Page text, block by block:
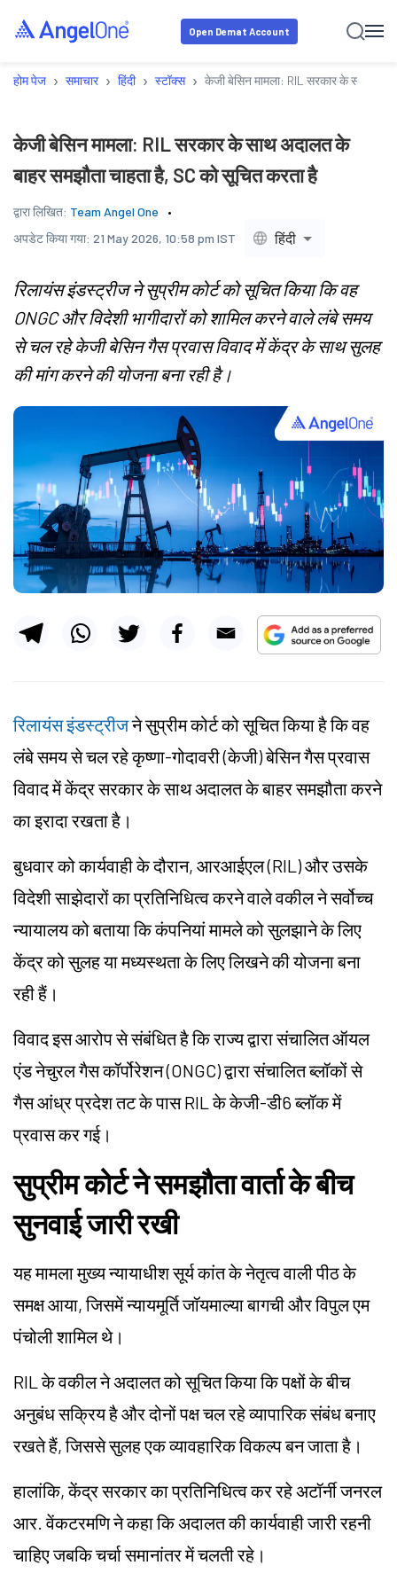
Open Demat Account
होम पेज › समाचार › हिंदी › स्टॉक्स › केजी बेसिन मामला: RIL सरकार के साथ
केजी बेसिन मामला: RIL सरकार के साथ अदालत के
बाहर समझौता चाहता है, SC को सूचित करता है
द्वारा लिखित: Team Angel One
अपडेट किया गया: 21 May 2026, 10:58 pm IST हिंदी
रिलायंस इंडस्ट्रीज ने सुप्रीम कोर्ट को सूचित किया कि वह
ONGC और विदेशी भागीदारों को शामिल करने वाले लंबे समय
से चल रहे केजी बेसिन गैस प्रवास विवाद में केंद्र के साथ सुलह
की मांग करने की योजना बना रही है।
रिलायंस इंडस्ट्रीजने सुप्रीम कोर्ट को सूचित किया है कि वह
लंबे समय से चल रहे कृष्णा-गोदावरी (केजी) बेसिन गैस प्रवास
विवाद में केंद्र सरकार के साथ अदालत के बाहर समझौता करने
का इरादा रखता है।
बुधवार को कार्यवाही के दौरान, आरआईएल (RIL) और उसके
विदेशी साझेदारों का प्रतिनिधित्व करने वाले वकील ने सर्वोच्च
न्यायालय को बताया कि कंपनियां मामले को सुलझाने के लिए
केंद्र को सुलह या मध्यस्थता के लिए लिखने की योजना बना
रही हैं।
विवाद इस आरोप से संबंधित है कि राज्य द्वारा संचालित ऑयल
एंड नेचुरल गैस कॉर्पोरेशन (ONGC) द्वारा संचालित ब्लॉकों से
गैस आंध्र प्रदेश तट के पास RIL के केजी-डी6 ब्लॉक में
प्रवास कर गई।
सुप्रीम कोर्ट ने समझौता वार्ता के बीच
सुनवाई जारी रखी
यह मामला मुख्य न्यायाधीश सूर्य कांत के नेतृत्व वाली पीठ के
समक्ष आया, जिसमें न्यायमूर्ति जॉयमाल्या बागची और विपुल एम
पंचोली शामिल थे।
RIL के वकील ने अदालत को सूचित किया कि पक्षों के बीच
अनुबंध सक्रिय है और दोनों पक्ष चल रहे व्यापारिक संबंध बनाए
रखते हैं, जिससे सुलह एक व्यावहारिक विकल्प बन जाता है।
हालांकि, केंद्र सरकार का प्रतिनिधित्व कर रहे अटॉर्नी जनरल
आर. वेंकटरमणि ने कहा कि अदालत की कार्यवाही जारी रहनी
चाहिए जबकि चर्चा समानांतर में चलती रहे।